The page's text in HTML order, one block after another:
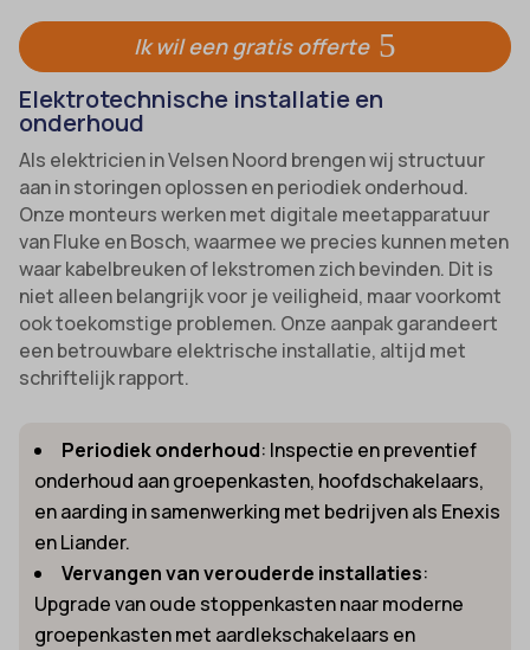
Ik wil een gratis offerte
Elektrotechnische installatie en
onderhoud
Als elektricien in Velsen Noord brengen wij structuur
aan in storingen oplossen en periodiek onderhoud.
Onze monteurs werken met digitale meetapparatuur
van Fluke en Bosch, waarmee we precies kunnen meten
waar kabelbreuken of lekstromen zich bevinden. Dit is
niet alleen belangrijk voor je veiligheid, maar voorkomt
ook toekomstige problemen. Onze aanpak garandeert
een betrouwbare elektrische installatie, altijd met
schriftelijk rapport.
Periodiek onderhoud: Inspectie en preventief
onderhoud aan groepenkasten, hoofdschakelaars,
en aarding in samenwerking met bedrijven als Enexis
en Liander.
Vervangen van verouderde installaties:
Upgrade van oude stoppenkasten naar moderne
groepenkasten met aardlekschakelaars en